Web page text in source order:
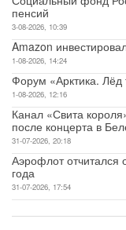
пенсий
3-08-2026, 10:39
Amazon
1-08-2026, 14:24
Форум «Арктика.
1-08-2026, 12:16
Канал «Свита
после концерта в
31-07-2026, 20:18
Аэрофлот отчитался
года
31-07-2026, 17:54